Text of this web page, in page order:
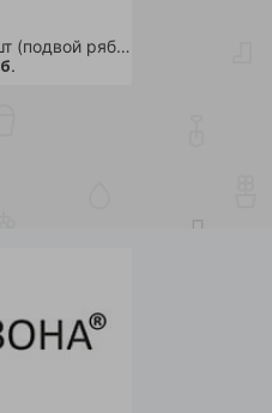
Рябина Сказочная 1шт (подвой рябина обыкновенная) (в сетке)